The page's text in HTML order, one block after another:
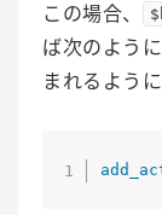
この場合、
ば次のよう
まれるよう